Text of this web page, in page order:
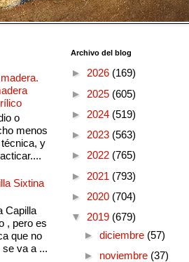
o
menos
y
Sixtina
Capilla
, pero es
que no
va a ...
Archivo del blog
► 2026 (169)
► 2025 (605)
► 2024 (519)
► 2023 (563)
► 2022 (765)
► 2021 (793)
► 2020 (704)
▼ 2019 (679)
► diciembre (57)
► noviembre (37)